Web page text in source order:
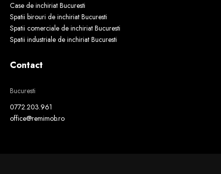
Case de inchiriat Bucuresti
Spatii birouri de inchiriat Bucuresti
Spatii comerciale de inchiriat Bucuresti
Spatii industriale de inchiriat Bucuresti
Contact
Bucuresti
0772.203.961
office@remimob.ro